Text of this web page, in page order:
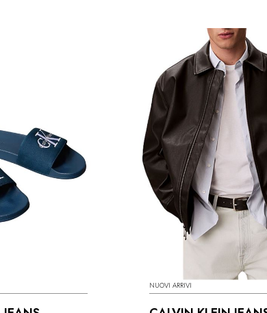
NUOVI ARRIVI